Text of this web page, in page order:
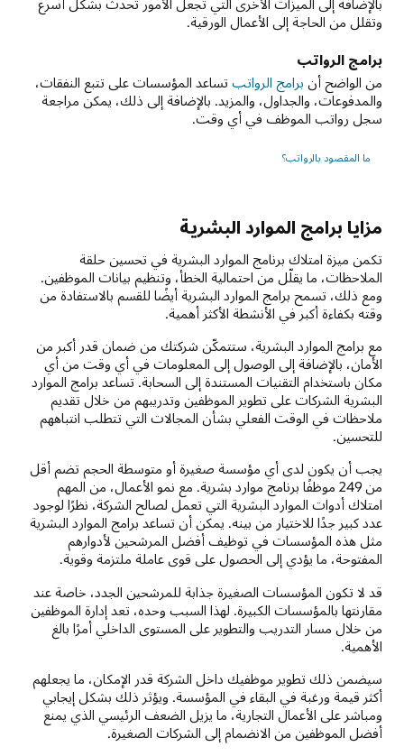
بالإضافة إلى الميزات الأخرى التي تجعل الأمور تحدث بشكل أسرع
وتقلل من الحاجة إلى الأعمال الورقية.
برامج الرواتب
من الواضح أن برامج الرواتب تساعد المؤسسات على تتبع النفقات،
والمدفوعات، والجداول، والمزيد. بالإضافة إلى ذلك، يمكن مراجعة
سجل رواتب الموظف في أي وقت.
ما المقصود بالرواتب؟
مزايا برامج الموارد البشرية
تكمن ميزة امتلاك برنامج الموارد البشرية في تحسين حلقة
الملاحظات، ما يقلّل من احتمالية الخطأ، وتنظيم بيانات الموظفين.
ومع ذلك، تسمح برامج الموارد البشرية أيضًا للقسم بالاستفادة من
وقته بكفاءة أكبر في الأنشطة الأكثر أهمية.
مع برامج الموارد البشرية، ستتمكّن شركتك من ضمان قدر أكبر من
الأمان، بالإضافة إلى الوصول إلى المعلومات في أي وقت من أي
مكان باستخدام التقنيات المستندة إلى السحابة. تساعد برامج الموارد
البشرية الشركات على تطوير الموظفين وتدريبهم من خلال تقديم
ملاحظات في الوقت الفعلي بشأن المجالات التي تتطلب انتباههم
للتحسين.
يجب أن يكون لدى أي مؤسسة صغيرة أو متوسطة الحجم تضم أقل
من 249 موظفًا برنامج موارد بشرية. مع نمو الأعمال، من المهم
امتلاك أدوات الموارد البشرية التي تعمل لصالح الشركة، نظرًا لوجود
عدد كبير جدًا للاختيار من بينه. يمكن أن تساعد برامج الموارد البشرية
مثل هذه المؤسسات في توظيف أفضل المرشحين لأدوارهم
المفتوحة، ما يؤدي إلى الحصول على قوى عاملة ملتزمة وقوية.
قد لا تكون المؤسسات الصغيرة جذابة للمرشحين الجدد، خاصة عند
مقارنتها بالمؤسسات الكبيرة. لهذا السبب وحده، تعد إدارة الموظفين
من خلال مسار التدريب والتطوير على المستوى الداخلي أمرًا بالغ
الأهمية.
سيضمن ذلك تطوير موظفيك داخل الشركة قدر الإمكان، ما يجعلهم
أكثر قيمة ورغبة في البقاء في المؤسسة. ويؤثر ذلك بشكل إيجابي
ومباشر على الأعمال التجارية، ما يزيل الضعف الرئيسي الذي يمنع
أفضل الموظفين من الانضمام إلى الشركات الصغيرة.